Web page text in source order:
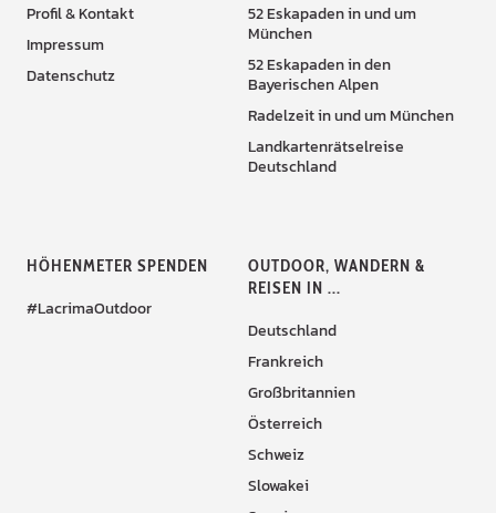
Profil & Kontakt
Impressum
Datenschutz
52 Eskapaden in und um
München
52 Eskapaden in den
Bayerischen Alpen
Radelzeit in und um München
Landkartenrätselreise
Deutschland
HÖHENMETER SPENDEN
#LacrimaOutdoor
OUTDOOR, WANDERN &
REISEN IN ...
Deutschland
Frankreich
Großbritannien
Österreich
Schweiz
Slowakei